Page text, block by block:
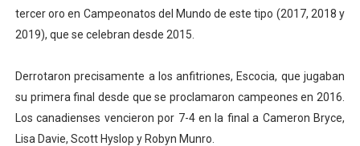
tercer oro en Campeonatos del Mundo de este tipo (2017, 2018 y
2019), que se celebran desde 2015.
Derrotaron precisamente a los anfitriones, Escocia, que jugaban
su primera final desde que se proclamaron campeones en 2016.
Los canadienses vencieron por 7-4 en la final a Cameron Bryce,
Lisa Davie, Scott Hyslop y Robyn Munro.